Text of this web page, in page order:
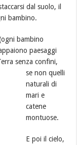
dal suolo, il
bambino.
bambino
paesaggi
senza confini,
se non quelli
naturali di
mari e
catene
montuose.
E poi il cielo,